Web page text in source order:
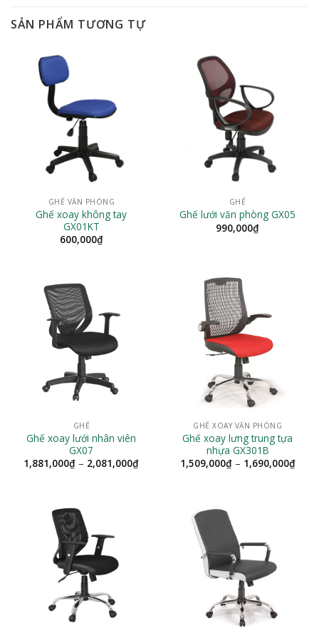
SẢN PHẨM TƯƠNG TỰ
GHẾ VĂN PHÒNG
Ghế xoay không tay
GX01KT
600,000₫
GHẾ
Ghế lưới văn phòng GX05
990,000₫
GHẾ
Ghế xoay lưới nhân viên
GX07
1,881,000₫ – 2,081,000₫Khoảng
GHẾ XOAY VĂN PHÒNG
Ghế xoay lưng trung tựa
nhựa GX301B
1,509,000₫ – 1,690,000₫
giá: